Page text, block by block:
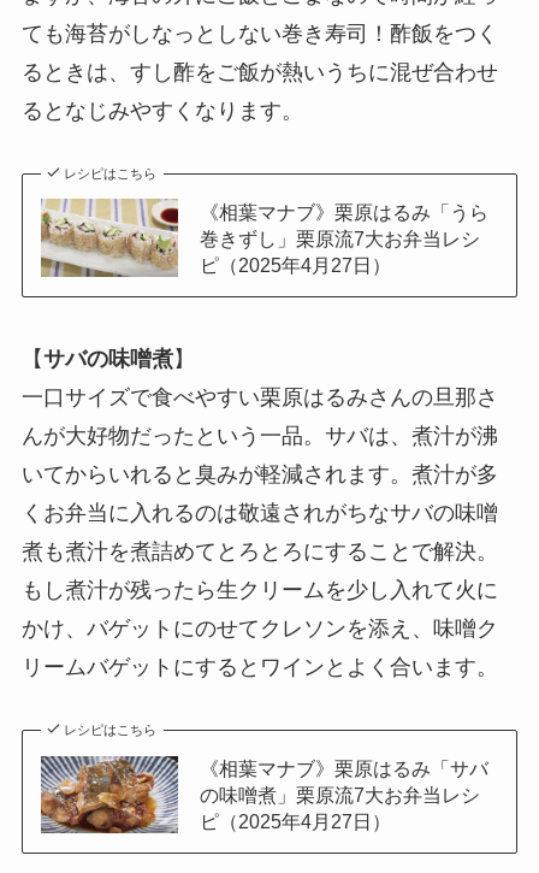
ても海苔がしなっとしない巻き寿司！酢飯をつく
るときは、すし酢をご飯が熱いうちに混ぜ合わせ
るとなじみやすくなります。
レシピはこちら
《相葉マナブ》栗原はるみ「うら
巻きずし」栗原流7大お弁当レシ
ピ（2025年4月27日）
【サバの味噌煮】
一口サイズで食べやすい栗原はるみさんの旦那さ
んが大好物だったという一品。サバは、煮汁が沸
いてからいれると臭みが軽減されます。煮汁が多
くお弁当に入れるのは敬遠されがちなサバの味噌
煮も煮汁を煮詰めてとろとろにすることで解決。
もし煮汁が残ったら生クリームを少し入れて火に
かけ、バゲットにのせてクレソンを添え、味噌ク
リームバゲットにするとワインとよく合います。
レシピはこちら
《相葉マナブ》栗原はるみ「サバ
の味噌煮」栗原流7大お弁当レシ
ピ（2025年4月27日）